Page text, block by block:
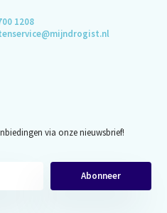
1208
via onze nieuwsbrief!
Abonneer